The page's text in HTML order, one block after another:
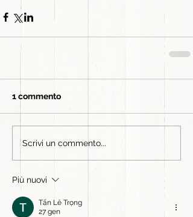
1 commento
Scrivi un commento...
Più nuovi
Tấn Lê Trọng
27 gen